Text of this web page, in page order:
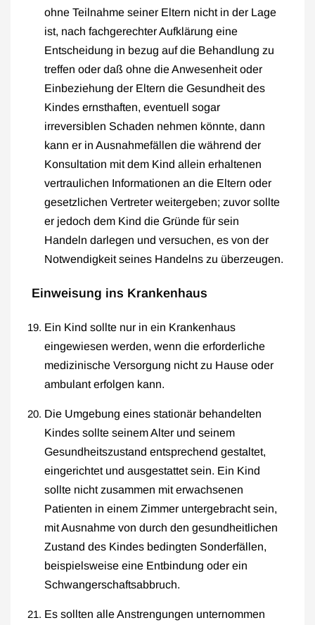
ohne Teilnahme seiner Eltern nicht in der Lage
ist, nach fachgerechter Aufklärung eine
Entscheidung in bezug auf die Behandlung zu
treffen oder daß ohne die Anwesenheit oder
Einbeziehung der Eltern die Gesundheit des
Kindes ernsthaften, eventuell sogar
irreversiblen Schaden nehmen könnte, dann
kann er in Ausnahmefällen die während der
Konsultation mit dem Kind allein erhaltenen
vertraulichen Informationen an die Eltern oder
gesetzlichen Vertreter weitergeben; zuvor sollte
er jedoch dem Kind die Gründe für sein
Handeln darlegen und versuchen, es von der
Notwendigkeit seines Handelns zu überzeugen.
Einweisung ins Krankenhaus
Ein Kind sollte nur in ein Krankenhaus
eingewiesen werden, wenn die erforderliche
medizinische Versorgung nicht zu Hause oder
ambulant erfolgen kann.
Die Umgebung eines stationär behandelten
Kindes sollte seinem Alter und seinem
Gesundheitszustand entsprechend gestaltet,
eingerichtet und ausgestattet sein. Ein Kind
sollte nicht zusammen mit erwachsenen
Patienten in einem Zimmer untergebracht sein,
mit Ausnahme von durch den gesundheitlichen
Zustand des Kindes bedingten Sonderfällen,
beispielsweise eine Entbindung oder ein
Schwangerschaftsabbruch.
Es sollten alle Anstrengungen unternommen